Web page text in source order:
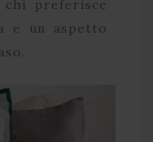
chi preferisce
e un aspetto